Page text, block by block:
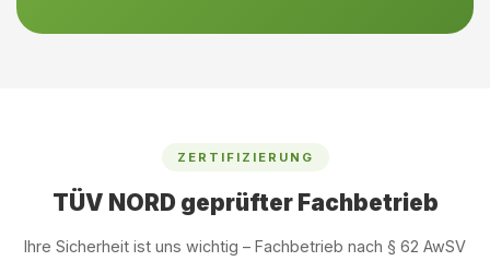
ZERTIFIZIERUNG
TÜV NORD geprüfter Fachbetrieb
Ihre Sicherheit ist uns wichtig – Fachbetrieb nach § 62 AwSV